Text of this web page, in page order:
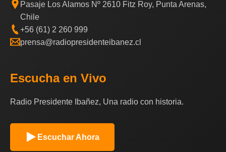
Pasaje Los Alamos Nº 2610 Fitz Roy, Punta Arenas,
Chile
+56 (61) 2 260 999
prensa@radiopresidenteibanez.cl
Escucha en Vivo
Radio Presidente Ibañez, Una radio con historia.
Escuchar Ahora